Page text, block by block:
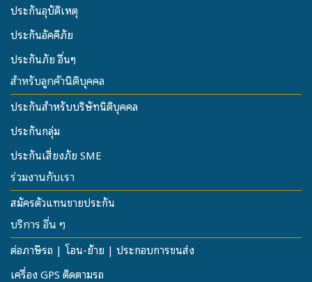
ประกันอุบัติเหตุ
ประกันอัคคีภัย
ประกันภัย อื่นๆ
สำหรับลูกค้านิติบุคคล
ประกันสำหรับบริษัทนิติบุคคล
ประกันกลุ่ม
ประกันเสี่ยงภัย SME
ร่วมงานกับเรา
สมัครตัวแทนขายประกัน
บริการ อื่น ๆ
ต่อภาษีรถ | โอน-ย้าย | ประกอบการขนส่ง
เครื่อง GPS ติดตามรถ